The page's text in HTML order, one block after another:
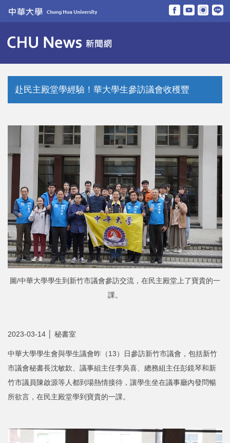
跳
要
內
赴民主殿堂學經驗！華大學生參訪議會收穫豐
圖/中華大學學生到新竹市議會參訪交流，在民主殿堂上了寶貴的一
課。
2023-03-14 │ 秘書室
中華大學學生會與學生議會昨（13）日參訪新竹市議會，包括新竹
市議會秘書長沈敏欽、議事組主任李吳喜、總務組主任彭鏡琴和新
竹市議員陳啟源等人都到場熱情接待，讓學生坐在議事廳內發問暢
所欲言，在民主殿堂學到寶貴的一課。